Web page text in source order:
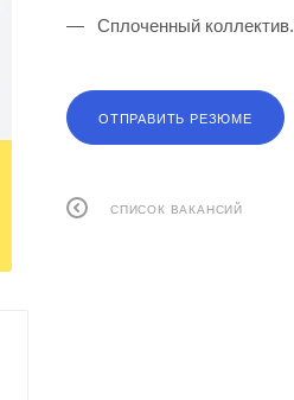
Сплоченный коллектив.
ОТПРАВИТЬ РЕЗЮМЕ
СПИСОК ВАКАНСИЙ